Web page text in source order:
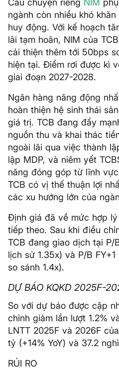
Câu chuyện riêng NIM
ngành còn nhiều khó
huy động. Với kế hoạch
lãi tạm hoãn, NIM của
cải thiện thêm tới 50bps
hiện tại. Điểm rơi được kì
giai đoạn 2027-2028.
Ngân hàng năng động
hoàn thiện hệ sinh thái
giá trị. TCB đang đẩy
nguồn thu và khai thác
ngoài lãi qua việc thành
lập MDP, và niêm yết
năng đóng góp từ lĩnh vực
TCB có vị thế thuận lợi
các xu hướng lớn của
Định giá đã về mức hợp
tiếp theo. Sau khi điều
TCB đang giao dịch tại P/
lịch sử 1.35x) và P/B
so sánh 1.4x).
DỰ BÁO KQKD 2025F-
So với dự báo được cập
chỉnh giảm lần lượt 1.2%
LNTT 2025F và 2026F
tỷ (+14% YoY) và 37.2
RỦI RO